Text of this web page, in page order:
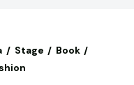
Stage
Book